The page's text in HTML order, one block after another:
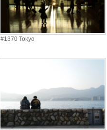
#1370 Tokyo